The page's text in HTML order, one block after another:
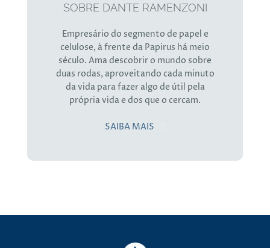
SOBRE DANTE RAMENZONI
Empresário do segmento de papel e
celulose, à frente da Papirus há meio
século. Ama descobrir o mundo sobre
duas rodas, aproveitando cada minuto
da vida para fazer algo de útil pela
própria vida e dos que o cercam.
SAIBA MAIS